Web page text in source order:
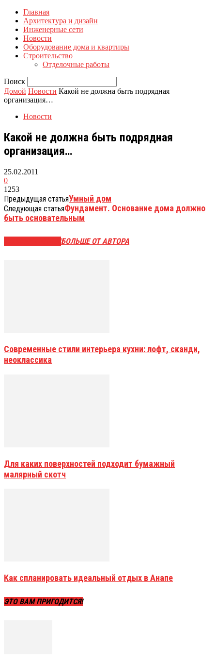
Главная
Архитектура и дизайн
Инженерные сети
Новости
Оборудование дома и квартиры
Строительство
Отделочные работы
Поиск
Домой Новости Какой не должна быть подрядная
организация…
Новости
Какой не должна быть подрядная
организация…
25.02.2011
0
1253
Предыдущая статьяУмный дом
Следующая статьяФундамент. Основание дома должно
быть основательным
БОЛЬШЕ ОТ АВТОРА
Современные стили интерьера кухни: лофт, сканди,
неоклассика
Для каких поверхностей подходит бумажный
малярный скотч
Как спланировать идеальный отдых в Анапе
ЭТО ВАМ ПРИГОДИТСЯ!